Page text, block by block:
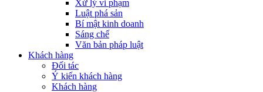
Xử lý vi phạm
Luật phá sản
Bí mật kinh doanh
Sáng chế
Văn bản pháp luật
Khách hàng
Đối tác
Ý kiến khách hàng
Khách hàng